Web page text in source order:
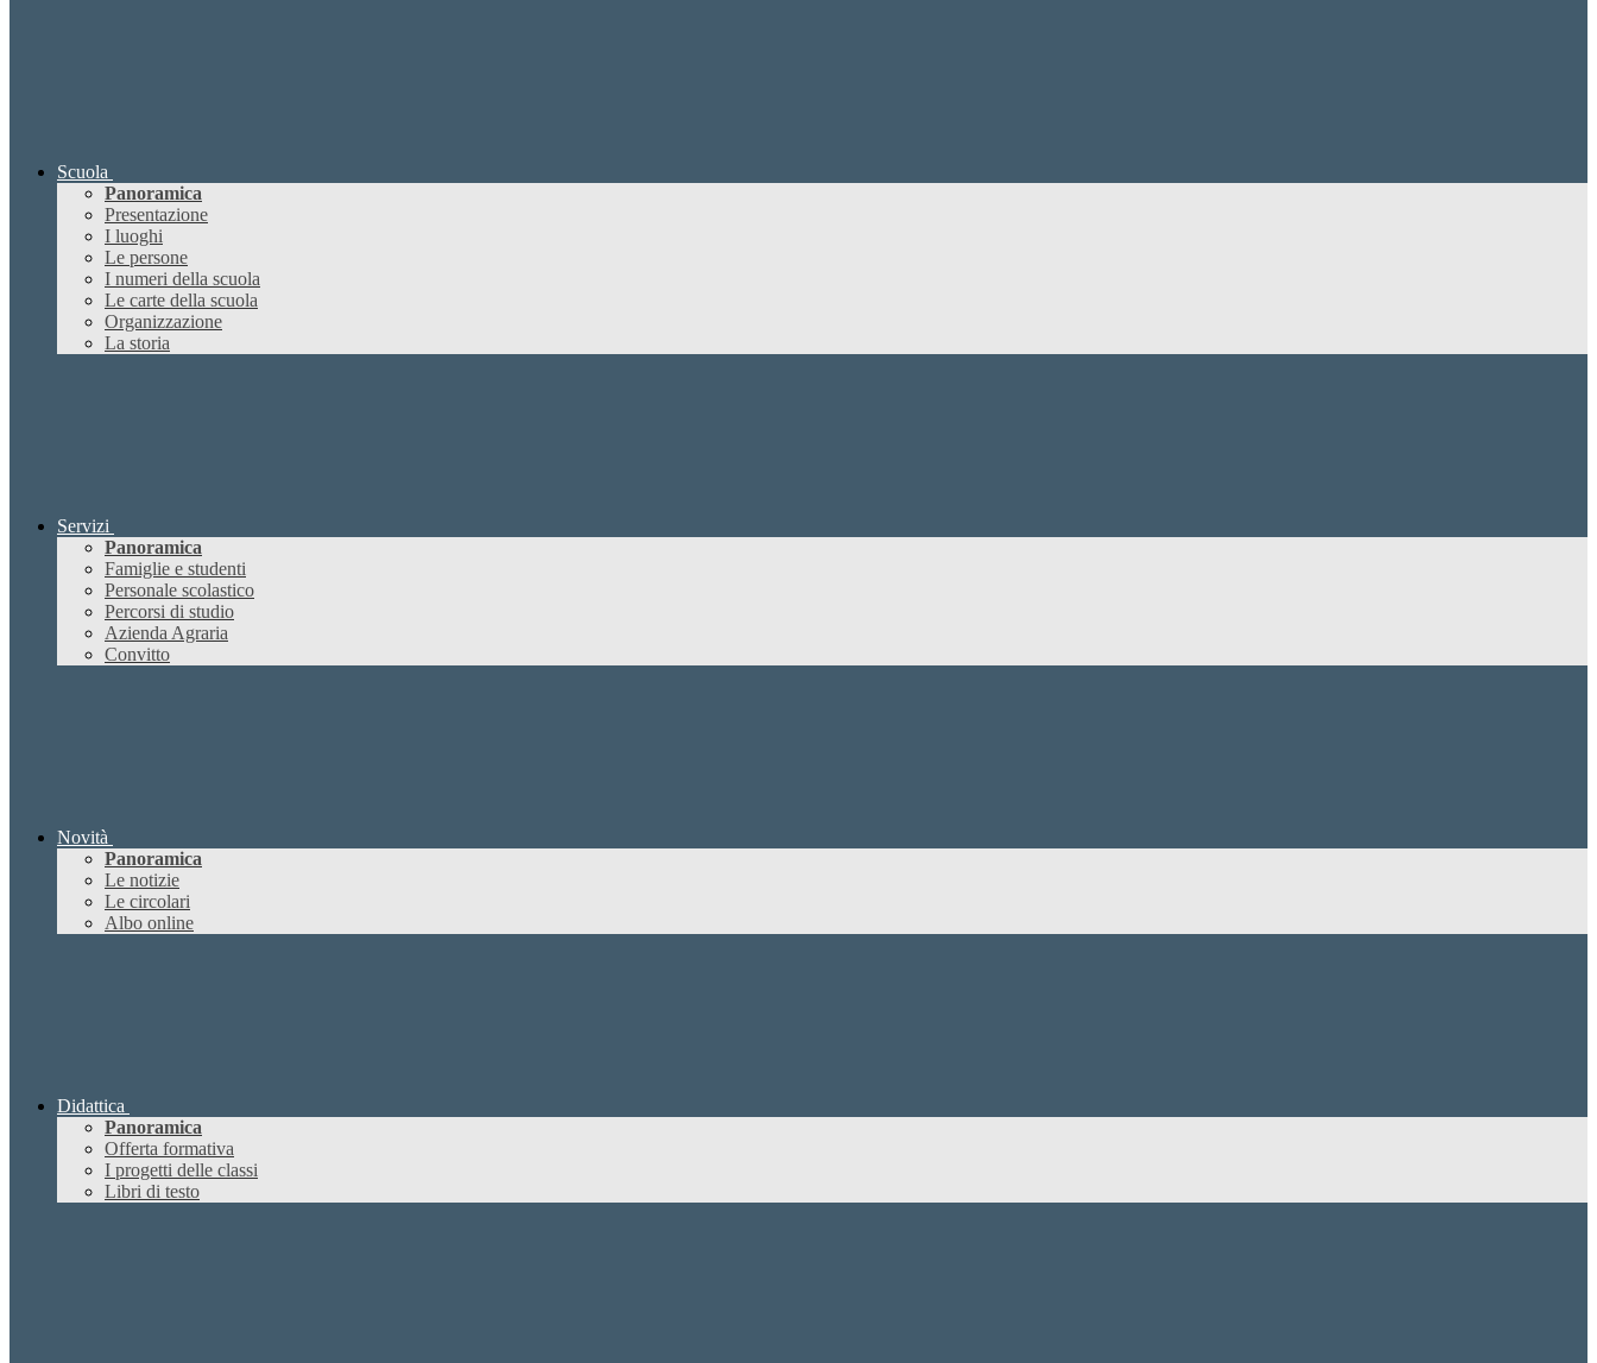
Scuola
Panoramica
Presentazione
I luoghi
Le persone
I numeri della scuola
Le carte della scuola
Organizzazione
La storia
Servizi
Panoramica
Famiglie e studenti
Personale scolastico
Percorsi di studio
Azienda Agraria
Convitto
Novità
Panoramica
Le notizie
Le circolari
Albo online
Didattica
Panoramica
Offerta formativa
I progetti delle classi
Libri di testo